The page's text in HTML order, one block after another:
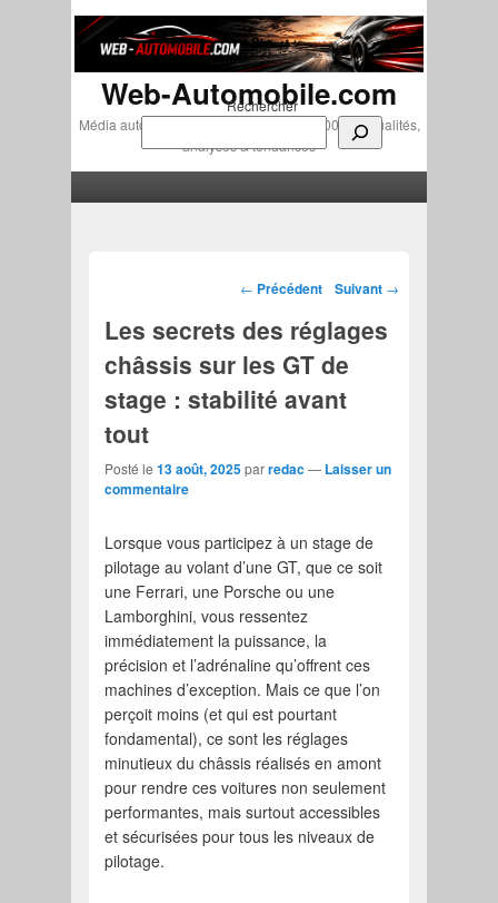
Rechercher
Web-Automobile.com
Média automobile indépendant depuis 2007 • Actualités,
analyses & tendances
Navigation des articles
← Précédent Suivant →
Les secrets des réglages
châssis sur les GT de
stage : stabilité avant
tout
Posté le13 août, 2025parredac— Laisser un
commentaire
Lorsque vous participez à un stage de
pilotage au volant d’une GT, que ce soit
une Ferrari, une Porsche ou une
Lamborghini, vous ressentez
immédiatement la puissance, la
précision et l’adrénaline qu’offrent ces
machines d’exception. Mais ce que l’on
perçoit moins (et qui est pourtant
fondamental), ce sont les réglages
minutieux du châssis réalisés en amont
pour rendre ces voitures non seulement
performantes, mais surtout accessibles
et sécurisées pour tous les niveaux de
pilotage.